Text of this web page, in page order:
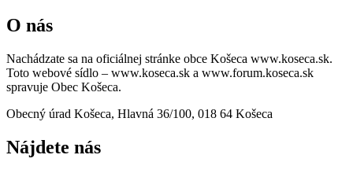
O nás
Nachádzate sa na oficiálnej stránke obce Košeca www.koseca.sk.
Toto webové sídlo – www.koseca.sk a www.forum.koseca.sk
spravuje Obec Košeca.
Obecný úrad Košeca, Hlavná 36/100, 018 64 Košeca
Nájdete nás